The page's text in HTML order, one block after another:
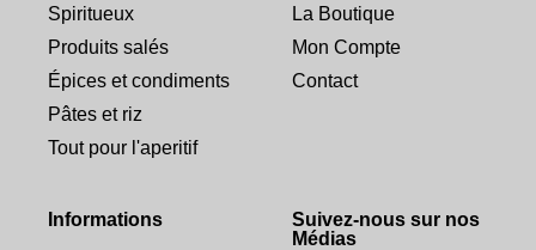
Spiritueux
Produits salés
Épices et condiments
Pâtes et riz
Tout pour l'aperitif
La Boutique
Mon Compte
Contact
Informations
Suivez-nous sur nos
Médias